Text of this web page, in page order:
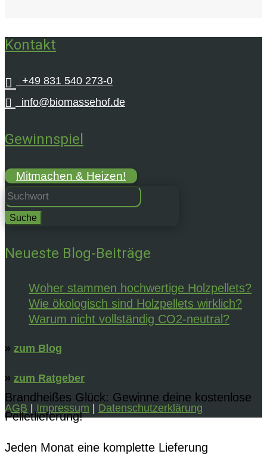
Kontakt
 +49 831 540 273-0
 info@biomassehof.de
Gewinnspiel
Mitmachen & Heizen!
Suchen
nach:
Neueste Blog-Beiträge
Woher stammen hochwertige Holzpellets?
Wie ökologisch sind Holzpellets wirklich?
Warum nicht vollständig CO2-neutral?
» zum Blog
» zum Ratgeber
AGB | Impressum | Datenschutzerklärung
Brandheißes Glück: Gewinne deine kostenlose
Pelletlieferung!
Jeden Monat eine komplette Lieferung